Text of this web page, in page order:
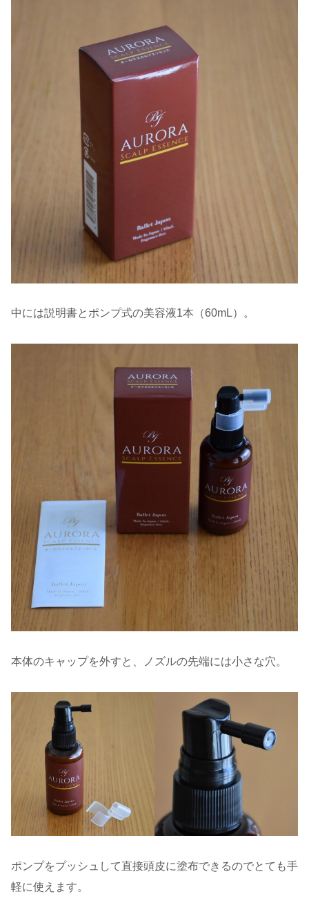
中には説明書とポンプ式の美容液1本（60mL）。
本体のキャップを外すと、ノズルの先端には小さな穴。
ポンプをプッシュして直接頭皮に塗布できるのでとても手
軽に使えます。